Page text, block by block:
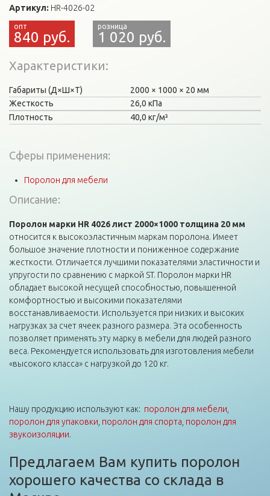
Артикул: HR-4026-02
840 руб. 1 020 руб.
Характеристики
Габариты (Д×Ш×Т) 2000 1000
20 мм
Жесткость
26,0 кПа
Плотность
40,0 кг/м³
Сферы применения:
Поролон для мебели
Описание:
Поролон марки HR 4026 лист 2000×1000 толщина 20 мм
относится к высокоэластичным маркам поролона. Имеет
большое значение плотности и пониженное содержание
жесткости. Отличается лучшими показателями эластичности и
упругости по сравнению с маркой ST. Поролон марки HR
обладает высокой несущей способностью, повышенной
комфортностью и высокими показателями
восстанавливаемости. Используется при низких и высоких
нагрузках за счет ячеек разного размера. Эта особенность
позволяет применять эту марку в мебели для людей разного
веса. Рекомендуется использовать для изготовления мебели
«высокого класса» с нагрузкой до 120 кг.
Нашу продукцию используют как: поролон для мебели
поролон для упаковки поролон для спорта поролон для
звукоизоляции.
Предлагаем Вам купить поролон
хорошего качества со склада в